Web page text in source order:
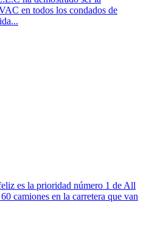
en todos los condados de
es la prioridad número 1 de All
camiones en la carretera que van